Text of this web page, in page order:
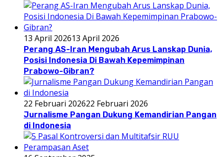
13 April 202613 April 2026
Perang AS-Iran Mengubah Arus Lanskap Dunia,
Posisi Indonesia Di Bawah Kepemimpinan
Prabowo-Gibran?
22 Februari 202622 Februari 2026
Jurnalisme Pangan Dukung Kemandirian Pangan
di Indonesia